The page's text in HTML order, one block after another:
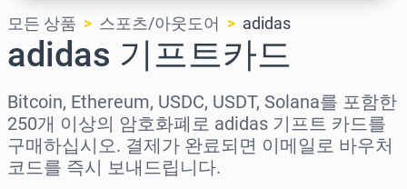
모든 상품 스포츠/아웃도어 adidas
adidas 기프트카드
Bitcoin, Ethereum, USDC, USDT, Solana를 포함한
250개 이상의 암호화폐로 adidas 기프트 카드를
구매하십시오. 결제가 완료되면 이메일로 바우처
코드를 즉시 보내드립니다.